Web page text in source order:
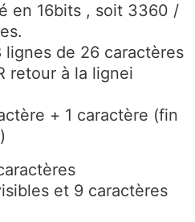
en 16bits , soit 3360 /
de 26 caractères
retour à la lignei
+ 1 caractère (fin
et 9 caractères